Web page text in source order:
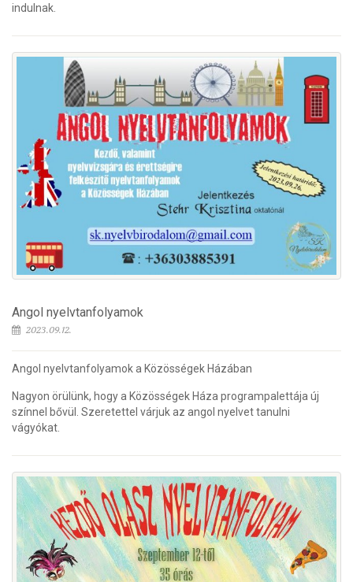
indulnak.
Angol nyelvtanfolyamok
2023.09.12.
Angol nyelvtanfolyamok a Közösségek Házában
Nagyon örülünk, hogy a Közösségek Háza programpalettája új
színnel bővül. Szeretettel várjuk az angol nyelvet tanulni
vágyókat.